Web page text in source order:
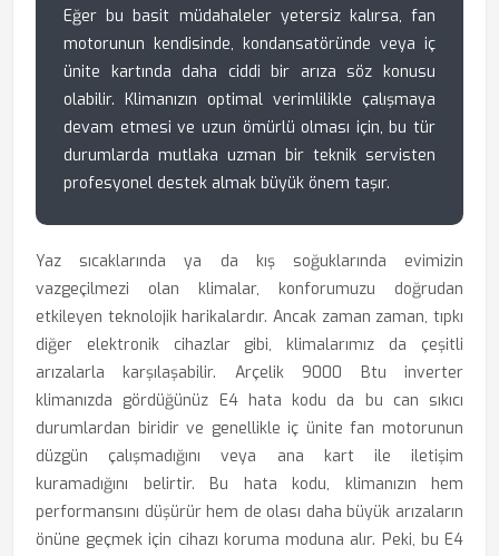
Eğer bu basit müdahaleler yetersiz kalırsa, fan
motorunun kendisinde, kondansatöründe veya iç
ünite kartında daha ciddi bir arıza söz konusu
olabilir. Klimanızın optimal verimlilikle çalışmaya
devam etmesi ve uzun ömürlü olması için, bu tür
durumlarda mutlaka uzman bir teknik servisten
profesyonel destek almak büyük önem taşır.
Yaz sıcaklarında ya da kış soğuklarında evimizin
vazgeçilmezi olan klimalar, konforumuzu doğrudan
etkileyen teknolojik harikalardır. Ancak zaman zaman, tıpkı
diğer elektronik cihazlar gibi, klimalarımız da çeşitli
arızalarla karşılaşabilir. Arçelik 9000 Btu inverter
klimanızda gördüğünüz E4 hata kodu da bu can sıkıcı
durumlardan biridir ve genellikle iç ünite fan motorunun
düzgün çalışmadığını veya ana kart ile iletişim
kuramadığını belirtir. Bu hata kodu, klimanızın hem
performansını düşürür hem de olası daha büyük arızaların
önüne geçmek için cihazı koruma moduna alır. Peki, bu E4